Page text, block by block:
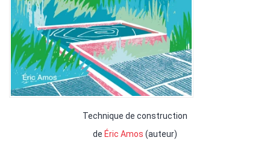
Technique de construction
de Éric Amos (auteur)